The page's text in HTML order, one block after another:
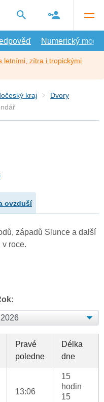
Numerický model
letními, zítra i tropickými
kraj
Dvory
ovzduší
západů Slunce a další
roce.
Pravé
poledne
Délka
dne
13:06
15
hodin
15